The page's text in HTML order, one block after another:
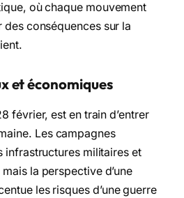
où chaque mouvement
conséquences sur la
et économiques
février, est en train d’entrer
Les campagnes
infrastructures militaires et
la perspective d’une
les risques d’une guerre